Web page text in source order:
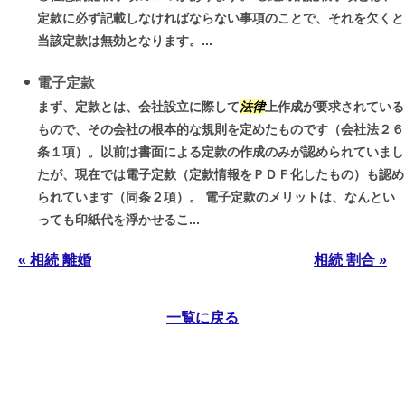
定款に必ず記載しなければならない事項のことで、それを欠くと
当該定款は無効となります。...
電子定款
まず、定款とは、会社設立に際して法律上作成が要求されている
もので、その会社の根本的な規則を定めたものです（会社法２６
条１項）。以前は書面による定款の作成のみが認められていまし
たが、現在では電子定款（定款情報をＰＤＦ化したもの）も認め
られています（同条２項）。 電子定款のメリットは、なんとい
っても印紙代を浮かせるこ...
« 相続 離婚 相続 割合 »
一覧に戻る